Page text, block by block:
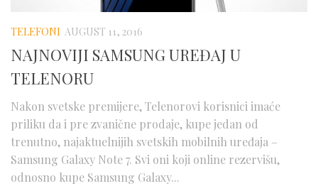
Testovi
Dogadjaji
Saveti
TELEFONI AUGUST 11, 2016
NAJNOVIJI SAMSUNG UREĐAJ U
TELENORU
Nakon svetske premijere, Telenorovi korisnici imaće
priliku da i pre zvanične prodaje, kupe jedan od
trenutno, najaktuelnijih svetskih mobilnih uređaja –
Samsung Galaxy Note 7. Svi oni koji online rezervišu,
odnosno kupe Samsung Galaxy...